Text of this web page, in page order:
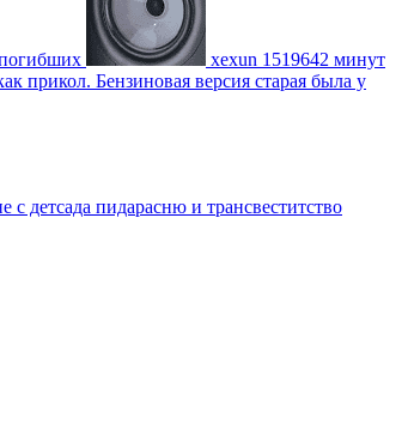
xexun 1519642 минут
прикол. Бензиновая версия старая была у
детсада пидарасню и трансвеститство